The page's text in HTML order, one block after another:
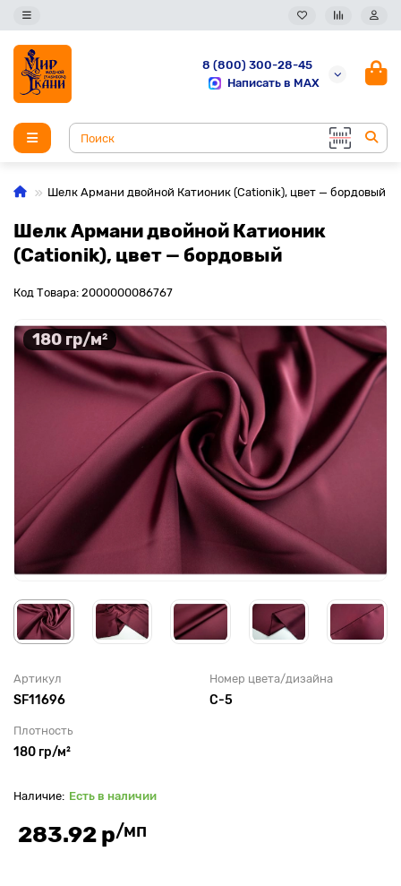
8 (800) 300-28-45
Написать в MAX
Шелк Армани двойной Катионик (Cationik), цвет — бордовый
Шелк Армани двойной Катионик
(Cationik), цвет — бордовый
Код Товара: 2000000086767
180 гр/м²
Артикул
SF11696
Номер цвета/дизайна
С-5
Плотность
180 гр/м²
Есть в наличии
283.92 р/мп